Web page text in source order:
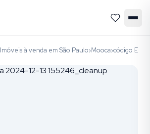
Imóveis à venda em São Paulo›Mooca›código